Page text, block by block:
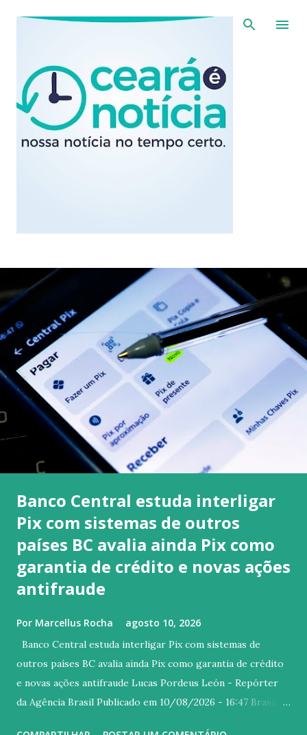
Pular para o conteúdo principal
Banco Central estuda interligar
Pix com sistemas de outros
países BC avalia ainda Pix como
garantia de crédito e novas ações
antifraude
Por Marcellus Rocha agosto 10, 2026
Banco Central estuda interligar Pix com sistemas de
outros países BC avalia ainda Pix como garantia de crédito
e novas ações antifraude Lucas Pordeus León - Repórter
da Agência Brasil Publicado em 10/08/2026 - 16:47 Brasília